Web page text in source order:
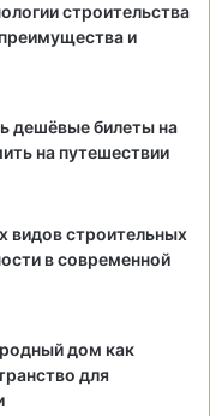
строительства
и
дешёвые билеты на
на путешествии
видов строительных
в современной
дом как
для